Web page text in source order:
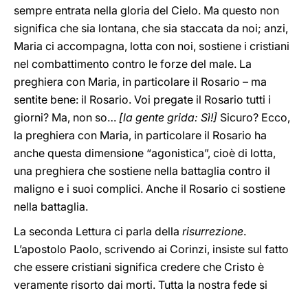
sempre entrata nella gloria del Cielo. Ma questo non
significa che sia lontana, che sia staccata da noi; anzi,
Maria ci accompagna, lotta con noi, sostiene i cristiani
nel combattimento contro le forze del male. La
preghiera con Maria, in particolare il Rosario – ma
sentite bene: il Rosario. Voi pregate il Rosario tutti i
giorni? Ma, non so… [la gente grida: Sì!] Sicuro? Ecco,
la preghiera con Maria, in particolare il Rosario ha
anche questa dimensione “agonistica”, cioè di lotta,
una preghiera che sostiene nella battaglia contro il
maligno e i suoi complici. Anche il Rosario ci sostiene
nella battaglia.
La seconda Lettura ci parla della risurrezione.
L’apostolo Paolo, scrivendo ai Corinzi, insiste sul fatto
che essere cristiani significa credere che Cristo è
veramente risorto dai morti. Tutta la nostra fede si